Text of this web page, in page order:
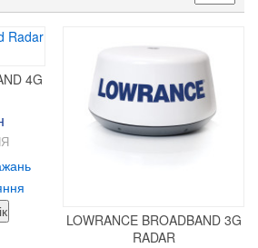
4G
LOWRANCE BROADBAND 3G
RADAR